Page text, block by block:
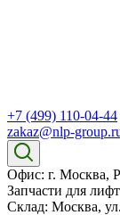
+7 (499) 110-04-44
zakaz@nlp-
Офис: г. Москва,
Запчасти для
Склад: Москва,